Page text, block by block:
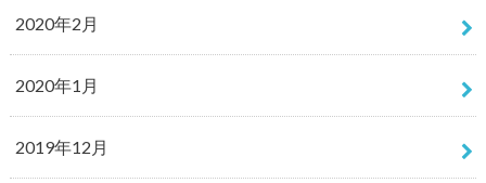
2020年2月
2020年1月
2019年12月